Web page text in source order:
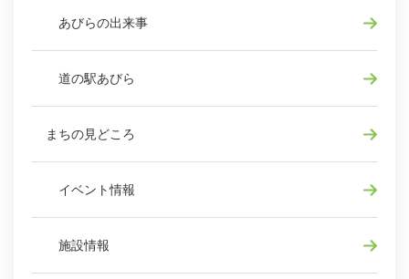
あびらの出来事
道の駅あびら
まちの見どころ
イベント情報
施設情報